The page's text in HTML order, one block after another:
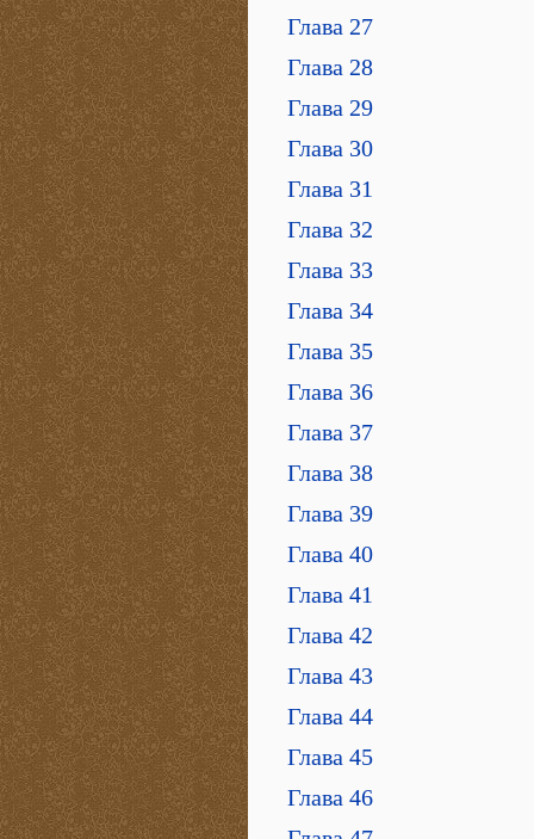
Глава 27
Глава 28
Глава 29
Глава 30
Глава 31
Глава 32
Глава 33
Глава 34
Глава 35
Глава 36
Глава 37
Глава 38
Глава 39
Глава 40
Глава 41
Глава 42
Глава 43
Глава 44
Глава 45
Глава 46